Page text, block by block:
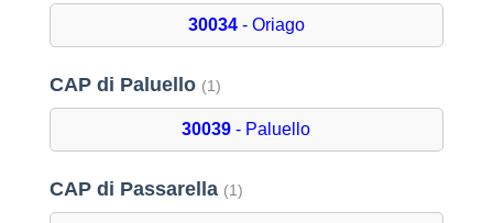
30034- Oriago
CAP di Paluello (1)
30039 - Paluello
CAP di Passarella (1)